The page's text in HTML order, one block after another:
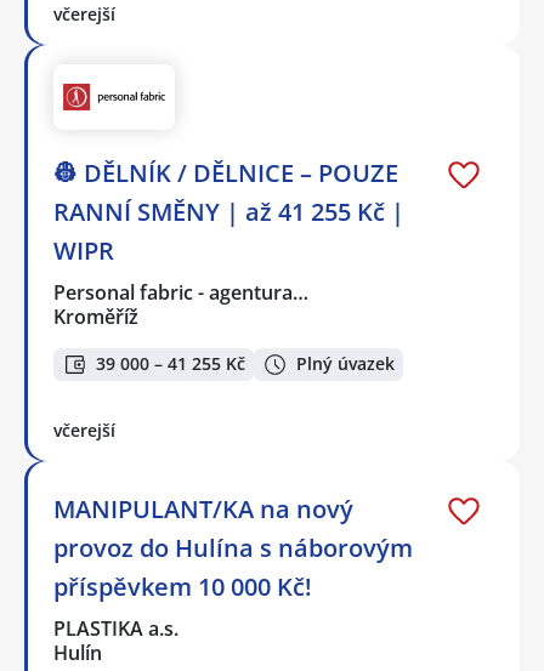
včerejší
👷 DĚLNÍK / DĚLNICE – POUZE
RANNÍ SMĚNY | až 41 255 Kč |
WIPR
Personal fabric - agentura…
Kroměříž
39 000 – 41 255 Kč Plný úvazek
včerejší
MANIPULANT/KA na nový
provoz do Hulína s náborovým
příspěvkem 10 000 Kč!
PLASTIKA a.s.
Hulín